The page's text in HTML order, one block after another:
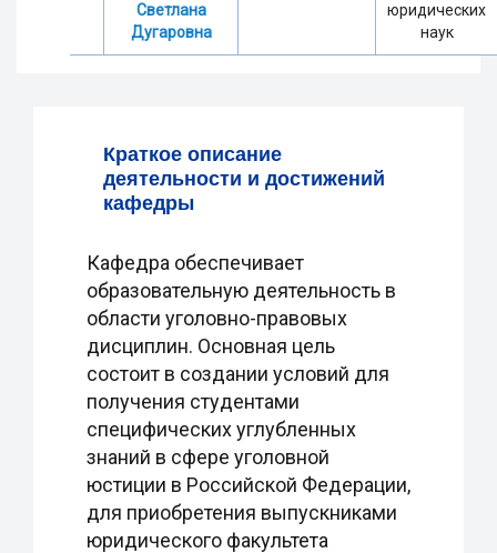
Светлана
Дугаровна
юридических
наук
Краткое описание
деятельности и достижений
кафедры
Кафедра обеспечивает
образовательную деятельность в
области уголовно-правовых
дисциплин. Основная цель
состоит в создании условий для
получения студентами
специфических углубленных
знаний в сфере уголовной
юстиции в Российской Федерации,
для приобретения выпускниками
юридического факультета